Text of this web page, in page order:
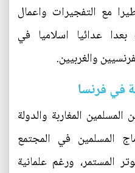
مع التفجيرات واعمال
عدائيا اسلاميا في
والغربيين.
في فرنسا
المغاربة والدولة
المسلمين في المجتمع
المستمر، ورغم علمانية